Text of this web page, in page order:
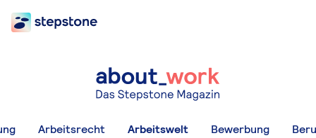
Arbeitsrecht Arbeitswelt Bewerbung